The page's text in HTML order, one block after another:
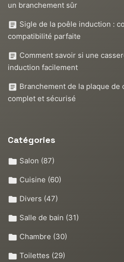
un branchement sûr
Sigle de la poêle induction :
compatibilité parfaite
Comment savoir si une
induction facilement
Branchement de la plaque
complet et sécurisé
Catégories
Salon (87)
Cuisine (60)
Divers (47)
Salle de bain (31)
Chambre (30)
Toilettes (29)